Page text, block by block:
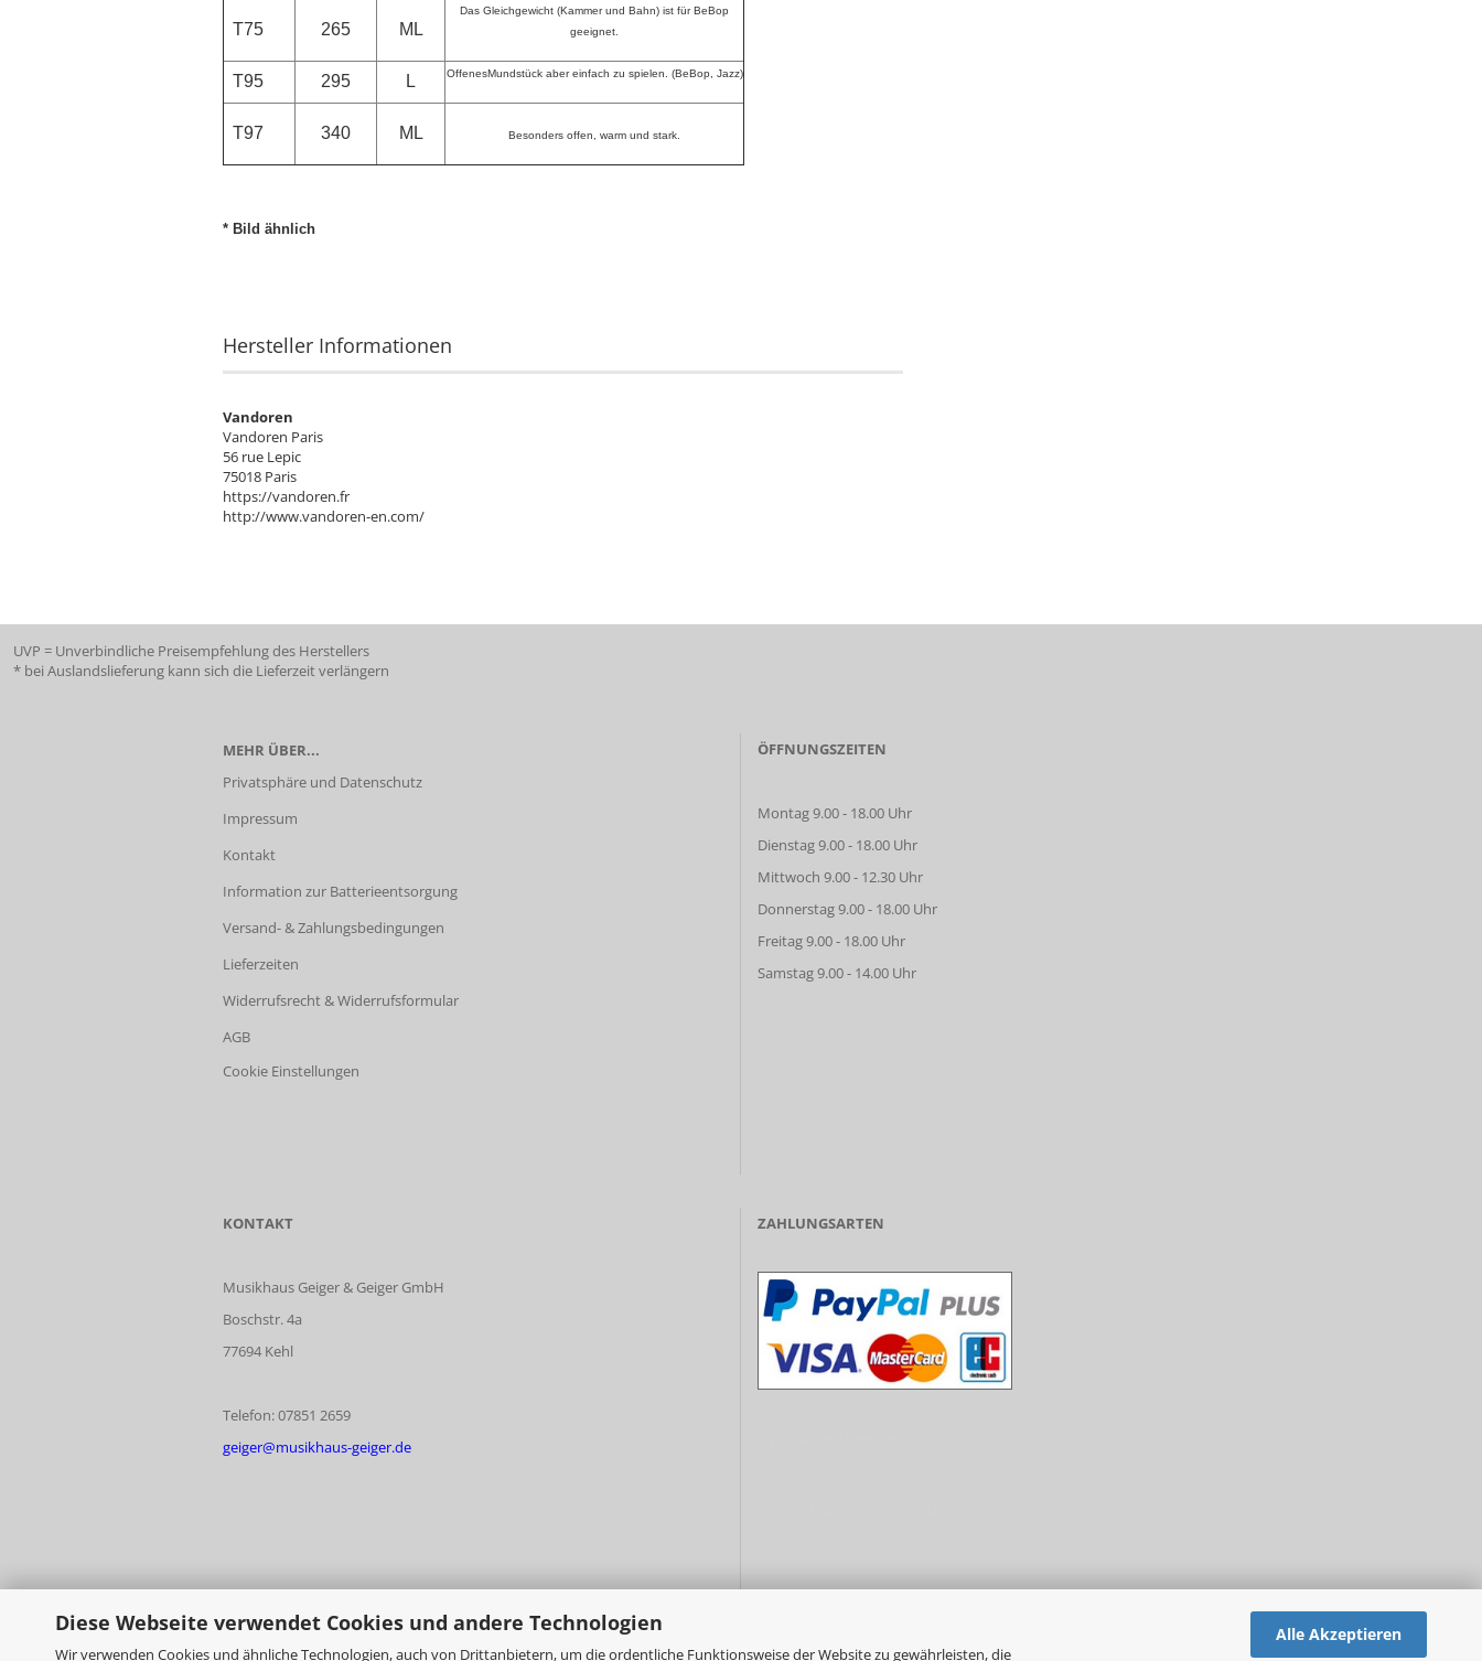
Diese Webseite verwendet Cookies und andere Technologien
Wir verwenden Cookies und ähnliche Technologien, auch von Drittanbietern, um die ordentliche Funktionsweise der Website zu gewährleisten, die
Alle Akzeptieren
T75 265 ML
Das Gleichgewicht (Kammer und Bahn) ist für BeBop
geeignet.
T95 295 L OffenesMundstück aber einfach zu spielen. (BeBop, Jazz)
T97 340 ML Besonders offen, warm und stark.
* Bild ähnlich
Hersteller Informationen
Vandoren
Vandoren Paris
56 rue Lepic
75018 Paris
https://vandoren.fr
http://www.vandoren-en.com/
UVP = Unverbindliche Preisempfehlung des Herstellers
* bei Auslandslieferung kann sich die Lieferzeit verlängern
MEHR ÜBER...
Privatsphäre und Datenschutz
Impressum
Kontakt
Information zur Batterieentsorgung
Versand- & Zahlungsbedingungen
Lieferzeiten
Widerrufsrecht & Widerrufsformular
AGB
Cookie Einstellungen
ÖFFNUNGSZEITEN
Montag 9.00 - 18.00 Uhr
Dienstag 9.00 - 18.00 Uhr
Mittwoch 9.00 - 12.30 Uhr
Donnerstag 9.00 - 18.00 Uhr
Freitag 9.00 - 18.00 Uhr
Samstag 9.00 - 14.00 Uhr
KONTAKT
Musikhaus Geiger & Geiger GmbH
Boschstr. 4a
77694 Kehl
Telefon: 07851 2659
geiger@musikhaus-geiger.de
ZAHLUNGSARTEN